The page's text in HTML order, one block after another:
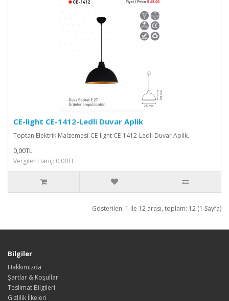
CE-light CE-1412-Ledli Duvar Aplik
Toptan Elektrik Malzemesi-CE-light CE-1412-Ledli Duvar Aplik..
0,00TL
Vergiler Hariç: 0,00TL
Gösterilen: 1 ile 12 arası, toplam: 12 (1 Sayfa)
Bilgiler
Hakkımızda
Şartlar & Koşullar
Teslimat Bilgileri
Gizlilik İlkeleri